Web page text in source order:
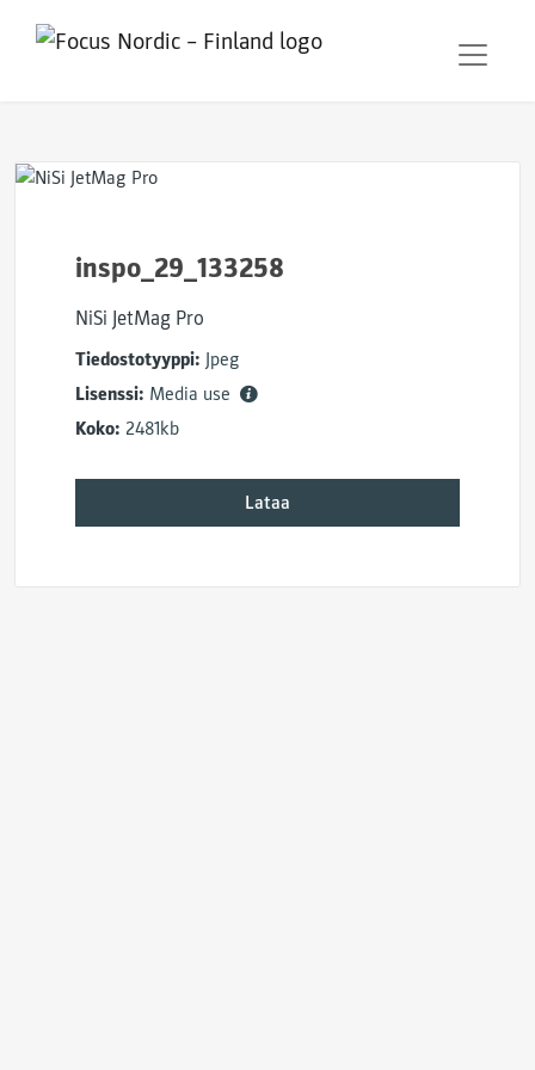
inspo_29_133258
NiSi JetMag Pro
Tiedostotyyppi: Jpeg
Lisenssi: Media use
Koko: 2481kb
Lataa